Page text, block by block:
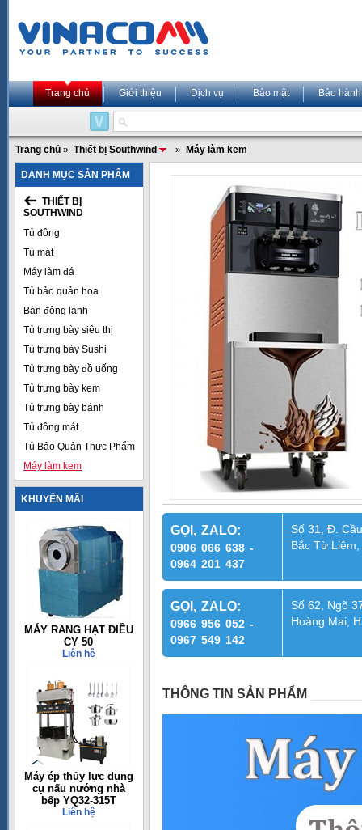
Trang chủ Giới thiệu Dịch vụ Bảo mật Bảo hành
Trang chủ » Thiết bị Southwind » Máy làm kem
DANH MỤC SẢN PHẨM
THIẾT BỊ
SOUTHWIND
Tủ đông
Tủ mát
Máy làm đá
Tủ bảo quản hoa
Bàn đông lạnh
Tủ trưng bày siêu thị
Tủ trưng bày Sushi
Tủ trưng bày đồ uống
Tủ trưng bày kem
Tủ trưng bày bánh
Tủ đông mát
Tủ Bảo Quản Thực Phẩm
Máy làm kem
KHUYẾN MÃI
MÁY RANG HẠT ĐIỀU
CY 50
Liên hệ
Máy ép thủy lực dụng
cụ nấu nướng nhà
bếp YQ32-315T
Liên hệ
GỌI, ZALO:
0906 066 638 -
0964 201 437
Số 31, Đ.
Bắc Từ
GỌI, ZALO:
0966 956 052 -
0967 549 142
Số 62, Ngõ
Hoàng Mai,
THÔNG TIN SẢN PHẨM